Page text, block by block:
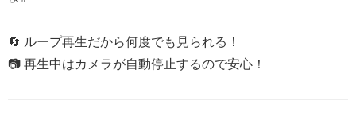
🔄 ループ再生だから何度でも見られる！
📷 再生中はカメラが自動停止するので安心！